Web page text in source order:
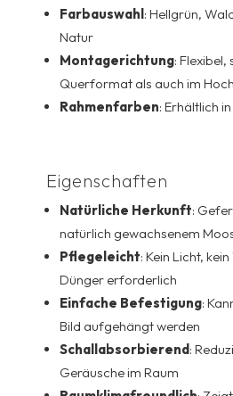
Farbauswahl: Hellgrün,
Natur
Montagerichtung: Flexibel,
Querformat als auch im
Rahmenfarben: Erhältlich
Eigenschaften
Natürliche Herkunft:
natürlich gewachsenem
Pflegeleicht: Kein Licht,
Dünger erforderlich
Einfache Befestigung:
Bild aufgehängt werden
Schallabsorbierend:
Geräusche im Raum